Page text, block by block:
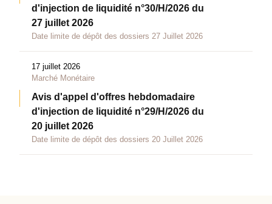
d'injection de liquidité n°30/H/2026 du
27 juillet 2026
Date limite de dépôt des dossiers 27 Juillet 2026
17 juillet 2026
Marché Monétaire
Avis d'appel d'offres hebdomadaire
d'injection de liquidité n°29/H/2026 du
20 juillet 2026
Date limite de dépôt des dossiers 20 Juillet 2026